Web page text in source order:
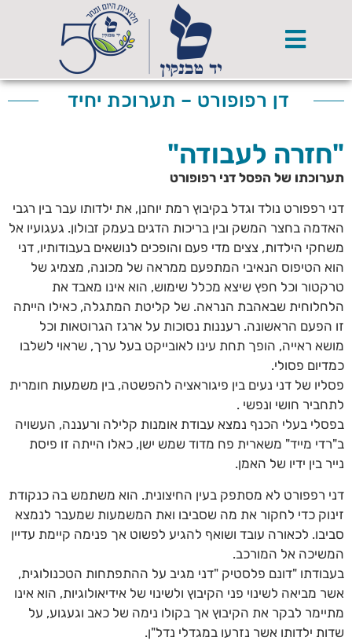
דן רפופורט – תערוכת יחיד
"חזרה לעבודה"
תערוכתו של הפסל דני רפופורט
דני רפפורט נולד וגדל בקיבוץ רמת יוחנן, את ילדותו עבר בין רגבי
האדמה בחצר המשק ובין בריכות הדגים בעמק זבולון. געגועיו אל
משחקי הילדות, צצים מדי פעם והופכים לנושאים בעבודותיו, דני
הוא הטיפוס הנאיבי המתפעם ממראה של מכונה, מצמיג של
טרקטור וכל חפץ שיצא מכלל שימוש, הוא אינו מאבד את
הלחלוחית שבאהבת הנראה. של קליטת המתגלה, כאילו הייתה
זו הפעם הראשונה. רעננות נסוכות על ארגז הגרוטאות וכל
מושא ראייה, הופך תחת עינו לאובייקט בעל ערך, שראוי לשלבו
כמדיום פסולי.
פסליו של דני נעים בין פיגוראציה להפשטה, בין משמעות חומרית
לתחביר חושי ונפשי .
בפסלי בעלי הכנף נמצא עבודת אומנות קלילה ורעננה, העשויה
ב"רדי מייד" משארית פח מדוד שמש ישן, כאלו הייתה זו פיסת
נייר בין ידיו של האמן.
דני רפפורט לא מסתפק בעין החיצונית. הוא משתמש בה כנקודת
זינוק כדי לחקור את מה שסביבו ואת המשמעות שמעבר לנמצא
סביבו. לכאורה עובד ושואף להגיע לפשוט אך פנימה קיימת עדיין
המשיכה אל המורכב.
בעבודתו "דונם פלסטיק "דני מגיב על ההתפתחות הטכנולוגית,
אשר מביאה לשינוי פני הקיבוץ ולשינוי של אידיאולוגיות, הוא אינו
מתיימר לבקר את הקיבוץ אך בקולו נימה של כאב וגעגוע, על
שדות ילדותו אשר נזרעו במגדלי נדל"ן.